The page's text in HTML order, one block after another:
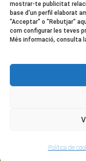
mostrar-te publicitat
base d'un perfil elaborat
"Acceptar" o "Rebutjar"
com configurar les teves
Més informació, consulta
Política de